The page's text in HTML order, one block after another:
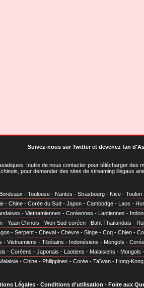
Suivez-nous sur Twitteret devenez fan
. Inutile de nous contacter pour télécharger des
pour demander des sites de streaming illégaux
Bordeaux - Toulouse - Nantes - Strasbourg - Nice - Toulon
- Chine - Corée du Sud - Japon - Cambodge - Laos -
- Vietnamiennes - Coréennes - Laotiennes -
- Yuan Chinois - Won Sud-coréen - Baht Thaïlandais -
- Serpent - Cheval - Chèvre - Singe - Coq - Chien -
- Vietnamiens - Tibétains - Indonésiens - Mongols -
- Coréens - Japonais - Laotiens - Malaisiens - Mongols -
- Chine - Philippines - Corée - Taïwan - Hong-Kong
Légales- Conditions d'utilisation - Foire aux